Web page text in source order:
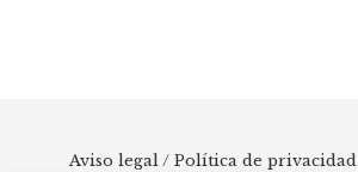
Aviso legal / Política de privacidad